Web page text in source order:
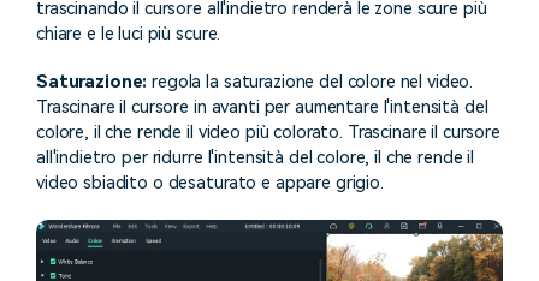
trascinando il cursore all'indietro renderà le zone scure più
chiare e le luci più scure.
Saturazione: regola la saturazione del colore nel video.
Trascinare il cursore in avanti per aumentare l'intensità del
colore, il che rende il video più colorato. Trascinare il cursore
all'indietro per ridurre l'intensità del colore, il che rende il
video sbiadito o desaturato e appare grigio.